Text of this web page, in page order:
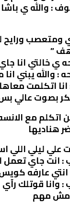
: والله ي
ورايح
”
ي خالتي انا
: والله يبني
انا اتكلمت
بصوت عالي
اتكلم مع
هناديها
علي ليلي
انت جاي تعمل
انتي عارفه
وانا قوتلك رآي
مش مهم